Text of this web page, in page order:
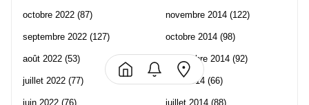
octobre 2022 (87)
septembre 2022 (127)
août 2022 (53)
juillet 2022 (77)
juin 2022 (76)
novembre 2014 (122)
octobre 2014 (98)
septembre 2014 (92)
août 2014 (66)
juillet 2014 (88)